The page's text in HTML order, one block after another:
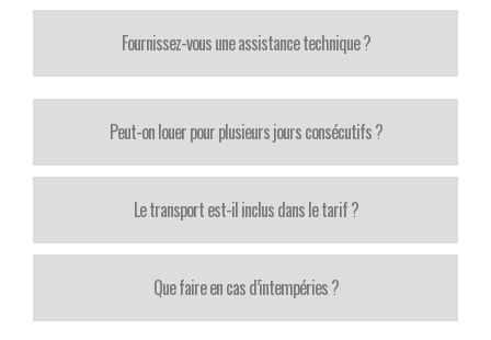
Fournissez-vous une assistance technique ?
Peut-on louer pour plusieurs jours consécutifs ?
Le transport est-il inclus dans le tarif ?
Que faire en cas d’intempéries ?